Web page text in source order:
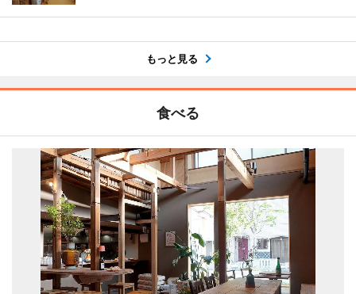
もっと見る
食べる